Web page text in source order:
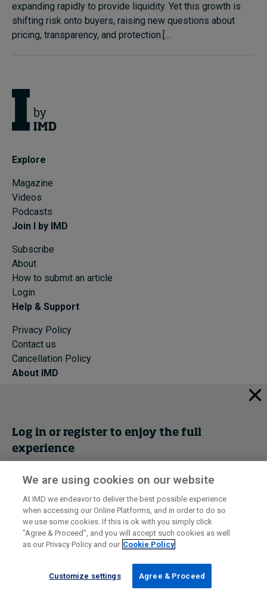
expanding rapidly to provide liquidity. Yet this growth is
shifting risk onto buyers, raising new questions about
pricing, transparency, and protection.[...
Explore
Magazine
Videos
Podcasts
Join I by IMD
Subscribe
About
How to submit an article
Login
Help & Support
Privacy Policy
Contact us
Cancellation Policy
About IMD
Programs
Events
Cancellation Policy Privacy
I by IMD is produced by theInstitute for Management Development
© 2026 IMD
Log in or register to enjoy the full
experience
Get trial access
Register Now
We are using cookies on our website
At IMD we endeavor to deliver the best possible experience
when accessing our Online Platforms, and in order to do so
we use some cookies. If this is ok with you simply click
"Agree & Proceed", and you will accept such cookies as well
as our Privacy Policy and our Cookie Policy
Customize settings Agree & Proceed